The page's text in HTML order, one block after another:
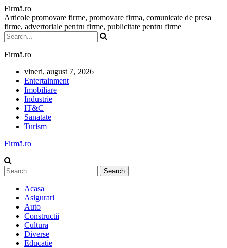
Firmă.ro
Articole promovare firme, promovare firma, comunicate de presa
firme, advertoriale pentru firme, publicitate pentru firme
Firmă.ro
vineri, august 7, 2026
Entertainment
Imobiliare
Industrie
IT&C
Sanatate
Turism
Firmă.ro
Acasa
Asigurari
Auto
Constructii
Cultura
Diverse
Educatie